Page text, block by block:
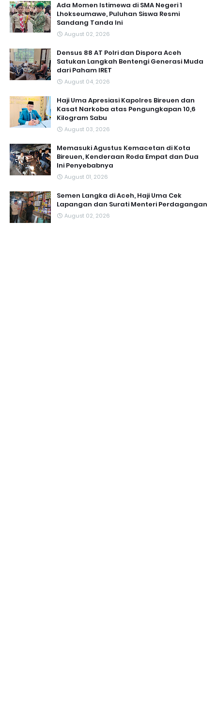
Ada Momen Istimewa di SMA Negeri 1
Lhokseumawe, Puluhan Siswa Resmi
Sandang Tanda Ini
August 02, 2026
Densus 88 AT Polri dan Dispora Aceh
Satukan Langkah Bentengi Generasi Muda
dari Paham IRET
August 04, 2026
Haji Uma Apresiasi Kapolres Bireuen dan
Kasat Narkoba atas Pengungkapan 10,6
Kilogram Sabu
August 03, 2026
Memasuki Agustus Kemacetan di Kota
Bireuen, Kenderaan Roda Empat dan Dua
Ini Penyebabnya
August 01, 2026
Semen Langka di Aceh, Haji Uma Cek
Lapangan dan Surati Menteri Perdagangan
August 02, 2026